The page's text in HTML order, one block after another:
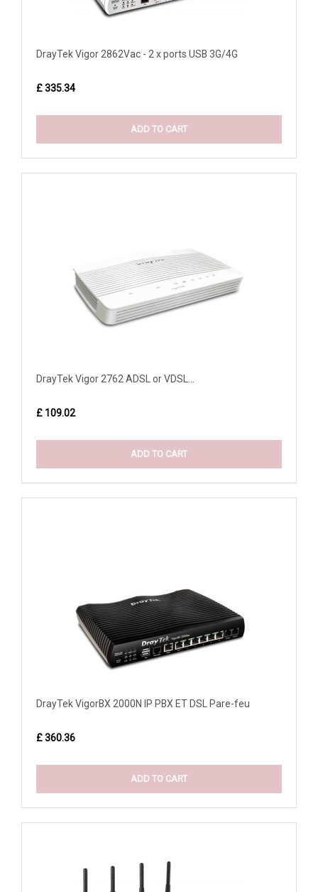
DrayTek Vigor 2862Vac - 2 x ports USB 3G/4G
£ 335.34
ADD TO CART
DrayTek Vigor 2762 ADSL or VDSL...
£ 109.02
ADD TO CART
DrayTek VigorBX 2000N IP PBX ET DSL Pare-feu
£ 360.36
ADD TO CART